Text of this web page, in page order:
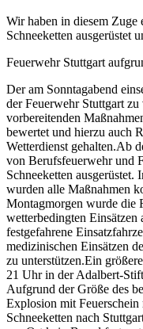
Wir haben in diesem Zuge
Schneeketten ausgerüstet
Feuerwehr Stuttgart
Der am Sonntagabend
der Feuerwehr Stuttgart
vorbereitenden
bewertet und hierzu auch
Wetterdienst gehalten.Ab
von Berufsfeuerwehr und
Schneeketten
wurden alle Maßnahmen
Montagmorgen wurde die
wetterbedingten
festgefahrene
medizinischen Einsätzen
zu unterstützen.Ein
21 Uhr in der
Aufgrund der Größe des
Explosion mit
Schneeketten nach